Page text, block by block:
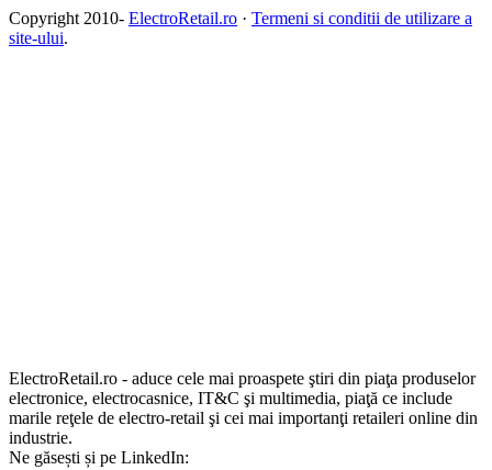
Copyright 2010- ElectroRetail.ro · Termeni si conditii de utilizare a
site-ului.
ElectroRetail.ro - aduce cele mai proaspete ştiri din piaţa produselor
electronice, electrocasnice, IT&C şi multimedia, piaţă ce include
marile reţele de electro-retail şi cei mai importanţi retaileri online din
industrie.
Ne găsești și pe LinkedIn: